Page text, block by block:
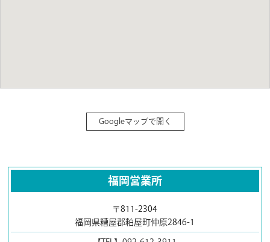
Googleマップで開く
福岡営業所
〒811-2304
福岡県糟屋郡粕屋町仲原2846-1